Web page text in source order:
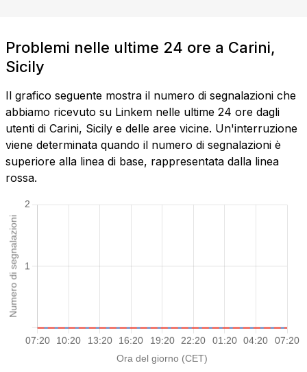
Problemi nelle ultime 24 ore a Carini,
Sicily
Il grafico seguente mostra il numero di segnalazioni che
abbiamo ricevuto su Linkem nelle ultime 24 ore dagli
utenti di Carini, Sicily e delle aree vicine. Un'interruzione
viene determinata quando il numero di segnalazioni è
superiore alla linea di base, rappresentata dalla linea
rossa.